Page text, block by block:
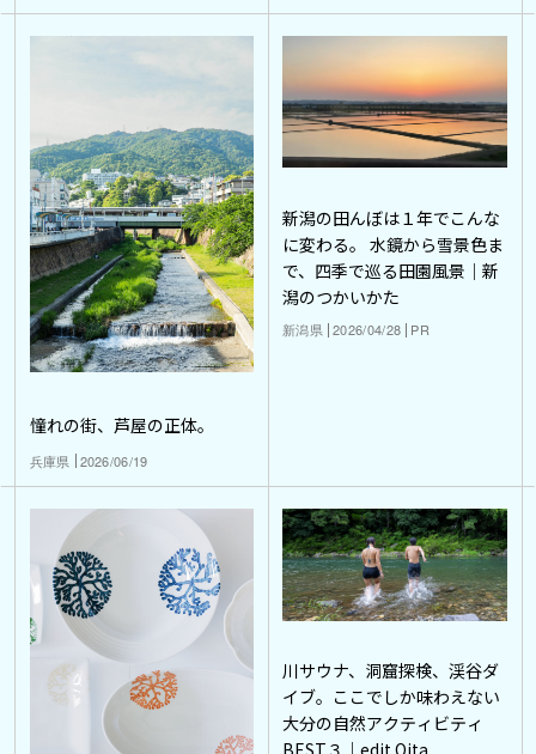
憧れの街、芦屋の正体。
兵庫県 2026/06/19
新潟の田んぼは１年でこんな
に変わる。 水鏡から雪景色ま
で、四季で巡る田園風景｜新
潟のつかいかた
新潟県 2026/04/28 PR
川サウナ、洞窟探検、渓谷ダ
イブ。ここでしか味わえない
大分の自然アクティビティ